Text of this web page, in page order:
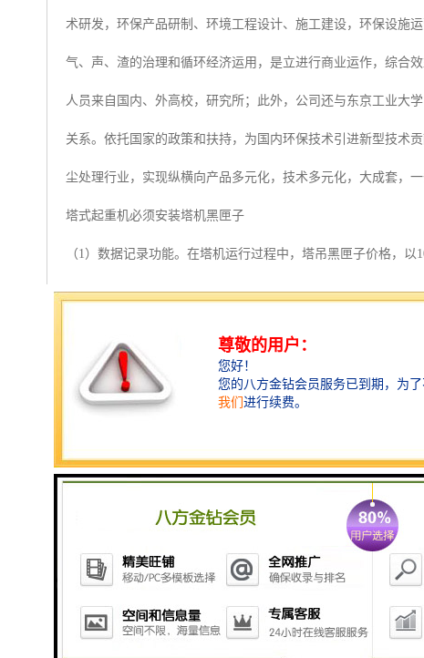
术研发，环保产品研制、环境工程设计、施工建设，环保设施
气、声、渣的治理和循环经济运用，是立进行商业运作，综合
人员来自国内、外高校，研究所；此外，公司还与东京工业大
关系。依托国家的政策和扶持，为国内环保技术引进新型技术
尘处理行业，实现纵横向产品多元化，技术多元化，大成套，一
塔式起重机必须安装塔机黑匣子
（1）数据记录功能。在塔机运行过程中，塔吊黑匣子价格，
括载重量、温度、风速、报警记录、力矩等。
（2）安全保护功能。该装置可实现塔机多种安全限制器的功
载时，系统将发出控制信号，允许起重机向安全方向运行，禁
（3）实时显示功能。液晶屏幕实时显示塔机工作的关键参数